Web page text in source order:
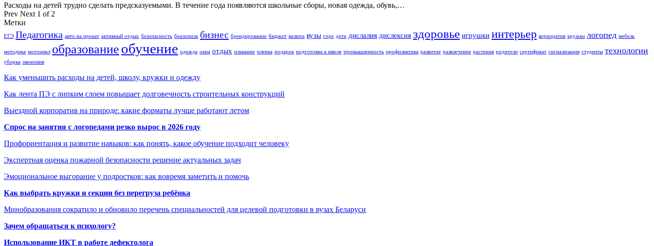
Расходы на детей трудно сделать предсказуемыми. В течение года появляются школьные сборы, новая одежда, обувь,…
Prev Next 1 of 2
Метки
ЕГЭ Педагогика авто на прокат активный отдых безопасность бензопила бизнес брендирование бюджет валюта вузы горе дети дислалия дислексия здоровье игрушки интерьер корпоратив кружки логопед мебель
методика мотоцикл образование обучение одежда окна отдых плавание пленка подарок подготовка к школе промышленность профилактика развитие развлечение растения родители сертификат сигнализация студенты технологии
уборка экономия
Как уменьшить расходы на детей, школу, кружки и одежду
Как лента ПЭ с липким слоем повышает долговечность строительных конструкций
Выездной корпоратив на природе: какие форматы лучше работают летом
Спрос на занятия с логопедами резко вырос в 2026 году
Профориентация и развитие навыков: как понять, какое обучение подходит человеку
Экспертная оценка пожарной безопасности решение актуальных задач
Эмоциональное выгорание у подростков: как вовремя заметить и помочь
Как выбрать кружки и секции без перегруза ребёнка
Минобразования сократило и обновило перечень специальностей для целевой подготовки в вузах Беларуси
Зачем обращаться к психологу?
Использование ИКТ в работе дефектолога